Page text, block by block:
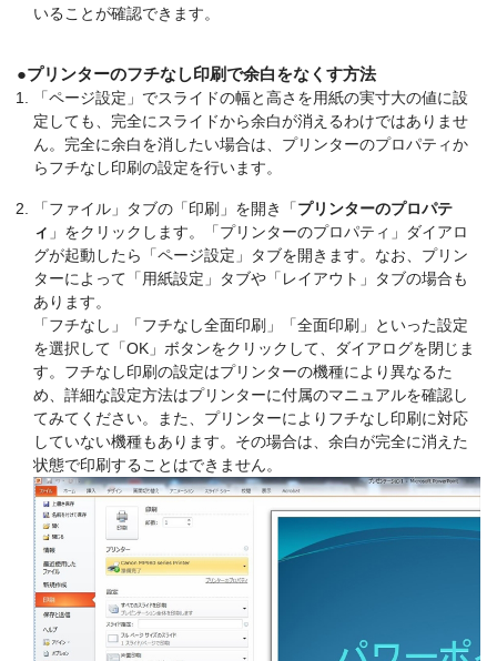
いることが確認できます。
●プリンターのフチなし印刷で余白をなくす方法
「ページ設定」でスライドの幅と高さを用紙の実寸大の値に設
定しても、完全にスライドから余白が消えるわけではありませ
ん。完全に余白を消したい場合は、プリンターのプロパティか
らフチなし印刷の設定を行います。
「ファイル」タブの「印刷」を開き「プリンターのプロパテ
ィ 」をクリックします。「プリンターのプロパティ」ダイアロ
グが起動したら「ページ設定」タブを開きます。なお、プリン
ターによって「用紙設定」タブや「レイアウト」タブの場合も
あります。
「フチなし」「フチなし全面印刷」「全面印刷」といった設定
を選択して「OK」ボタンをクリックして、ダイアログを閉じま
す。フチなし印刷の設定はプリンターの機種により異なるた
め、詳細な設定方法はプリンターに付属のマニュアルを確認し
てみてください。また、プリンターによりフチなし印刷に対応
していない機種もあります。その場合は、余白が完全に消えた
状態で印刷することはできません。